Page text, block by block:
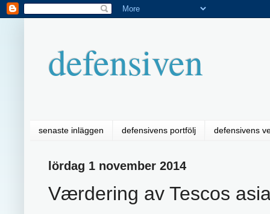
defensiven
senaste inläggen defensivens portfölj defensivens
lördag 1 november 2014
Værdering av Tescos